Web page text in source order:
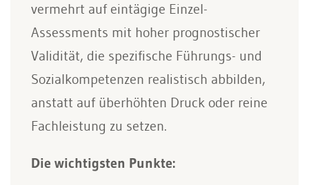
vermehrt auf eintägige Einzel-
Assessments mit hoher prognostischer
Validität, die spezifische Führungs- und
Sozialkompetenzen realistisch abbilden,
anstatt auf überhöhten Druck oder reine
Fachleistung zu setzen.
Die wichtigsten Punkte: